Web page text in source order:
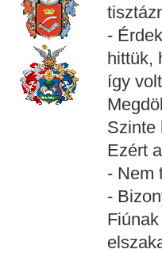
-
hittük,
így
Szinte
Ezért
- Nem
-